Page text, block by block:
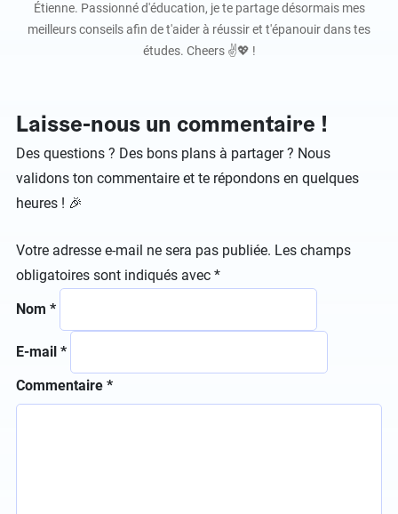
Étienne. Passionné d'éducation, je te partage désormais mes
meilleurs conseils afin de t'aider à réussir et t'épanouir dans tes
études. Cheers ✌️💖 !
Laisse-nous un commentaire !
Des questions ? Des bons plans à partager ? Nous
validons ton commentaire et te répondons en quelques
heures ! 🎉
Votre adresse e-mail ne sera pas publiée. Les champs
obligatoires sont indiqués avec *
Commentaire *
Nom *
E-mail *